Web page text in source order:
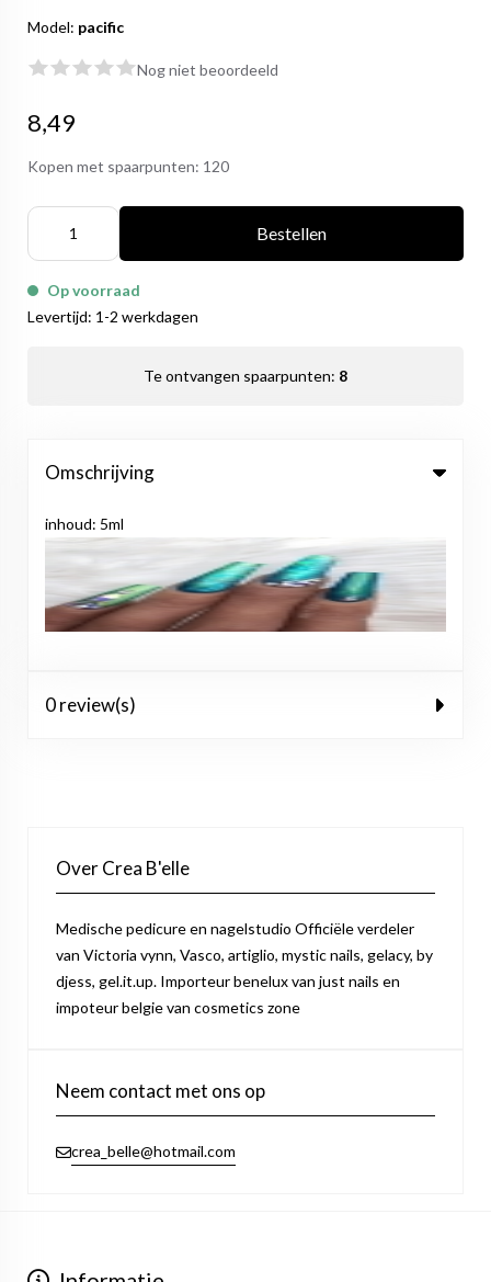
Model: pacific
Nog niet beoordeeld
8,49
Kopen met spaarpunten: 120
Bestellen
Op voorraad
Levertijd: 1-2 werkdagen
Te ontvangen spaarpunten: 8
Omschrijving
inhoud: 5ml
0 review(s)
Over Crea B'elle
Medische pedicure en nagelstudio Officiële verdeler
van Victoria vynn, Vasco, artiglio, mystic nails, gelacy, by
djess, gel.it.up. Importeur benelux van just nails en
impoteur belgie van cosmetics zone
Neem contact met ons op
crea_belle@hotmail.com